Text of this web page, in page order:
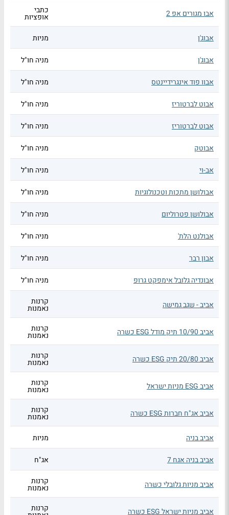
אבו מגורים אפ 2 כתבי
אופציות
אבוג'ן
מניות
אבוג'ן מניה חו"ל
אבוו פוד אינגרידיינטס מניה חו"ל
אבוט לברטוריז מניה חו"ל
אבוט לברטוריז מניה חו"ל
אבוטק מניה חו"ל
אב-וי מניה חו"ל
אבולושן מתכות וטכנולוגיות מניה חו"ל
אבולושן פטרוליום מניה חו"ל
אבולנט הלת' מניה חו"ל
אבון רבר מניה חו"ל
אבונדיה גלובל אימפקט גרופ מניה חו"ל
אביב - שגב גמישה קרנות
נאמנות
אביב 10/90 תיק מודל ESG כשרה קרנות
נאמנות
אביב 20/80 תיק ESG כשרה קרנות
נאמנות
אביב ESG מניות ישראל קרנות
נאמנות
אביב אג"ח חברות ESG כשרה קרנות
נאמנות
אביב בניה
מניות
אביב בניה אגח 7 אג"ח
אביב מניות גלובלי כשרה קרנות
נאמנות
אביב מניות ישראל ESG כשרה קרנות